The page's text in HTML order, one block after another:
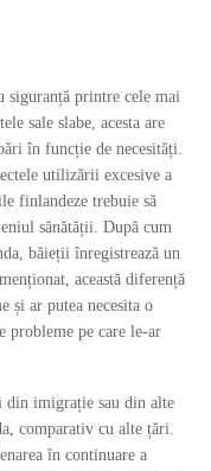
siguranță printre cele mai
sale slabe, acesta are
în funcție de necesități.
utilizării excesive a
finlandeze trebuie să
sănătății. După cum
băieții înregistrează un
această diferență
și ar putea necesita o
probleme pe care le-ar
din imigrație sau din alte
comparativ cu alte țări.
în continuare a